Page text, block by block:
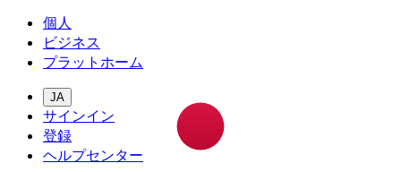
個人
ビジネス
プラットホーム
JA
サインイン
登録
ヘルプセンター